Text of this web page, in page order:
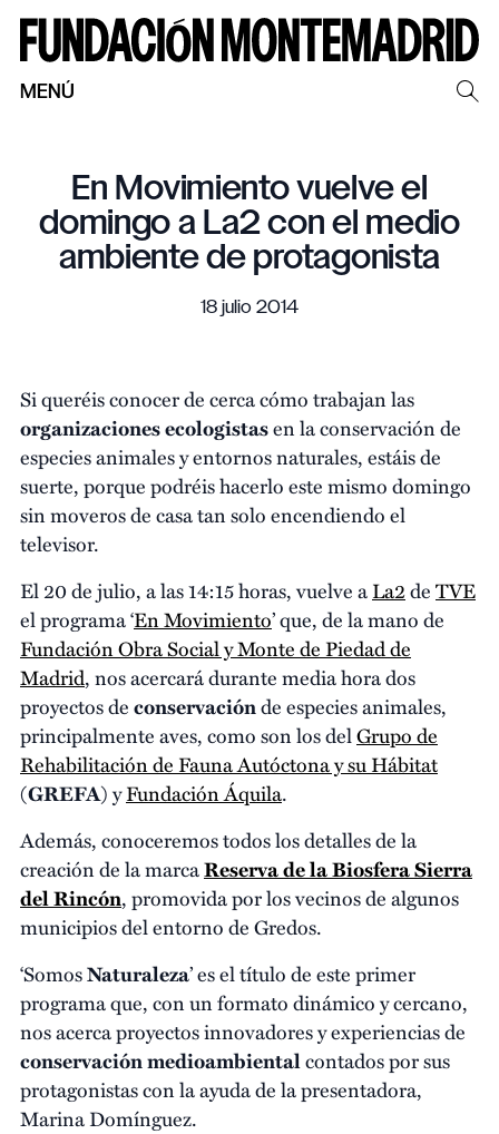
MENÚ
En Movimiento vuelve el
domingo a La2 con el medio
ambiente de protagonista
18 julio 2014
Si queréis conocer de cerca cómo trabajan las
organizaciones ecologistasen la conservación de
especies animales y entornos naturales, estáis de
suerte, porque podréis hacerlo este mismo domingo
sin moveros de casa tan solo encendiendo el
televisor.
El 20 de julio, a las 14:15 horas, vuelve aLa2deTVE
el programa ‘En Movimiento’ que, de la mano de
Fundación Obra Social y Monte de Piedad de
Madrid, nos acercará durante media hora dos
proyectos deconservaciónde especies animales,
principalmente aves, como son los delGrupo de
Rehabilitación de Fauna Autóctona y su Hábitat
(GREFA) yFundación Áquila.
Además, conoceremos todos los detalles de la
creación de la marcaReserva de la BiosferaSierra
del Rincón, promovida por los vecinos de algunos
municipios del entorno de Gredos.
‘SomosNaturaleza’ es el título de este primer
programa que, con un formato dinámico y cercano,
nos acerca proyectos innovadores y experiencias de
conservación medioambientalcontados por sus
protagonistas con la ayuda de la presentadora,
Marina Domínguez.